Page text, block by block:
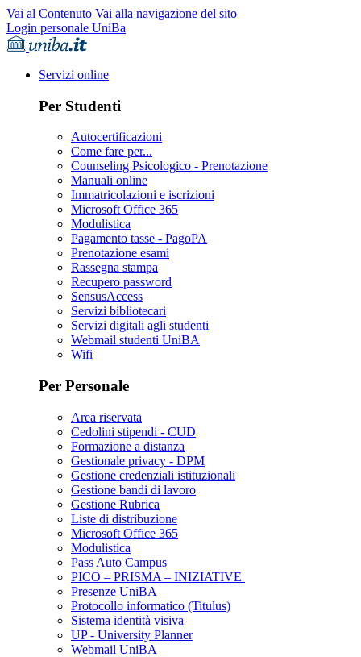
Vai al Contenuto Vai alla navigazione del sito
Login personale UniBa
Servizi online
Per Studenti
Autocertificazioni
Come fare per...
Counseling Psicologico - Prenotazione
Manuali online
Immatricolazioni e iscrizioni
Microsoft Office 365
Modulistica
Pagamento tasse - PagoPA
Prenotazione esami
Rassegna stampa
Recupero password
SensusAccess
Servizi bibliotecari
Servizi digitali agli studenti
Webmail studenti UniBA
Wifi
Per Personale
Area riservata
Cedolini stipendi - CUD
Formazione a distanza
Gestionale privacy - DPM
Gestione credenziali istituzionali
Gestione bandi di lavoro
Gestione Rubrica
Liste di distribuzione
Microsoft Office 365
Modulistica
Pass Auto Campus
PICO – PRISMA – INIZIATIVE
Presenze UniBA
Protocollo informatico (Titulus)
Sistema identità visiva
UP - University Planner
Webmail UniBA